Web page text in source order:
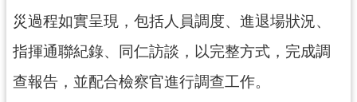
資
公
開
災過程如實呈現，包括人員調度、進退場狀況、
指揮通聯紀錄、同仁訪談，以完整方式，完成調
查報告，並配合檢察官進行調查工作。